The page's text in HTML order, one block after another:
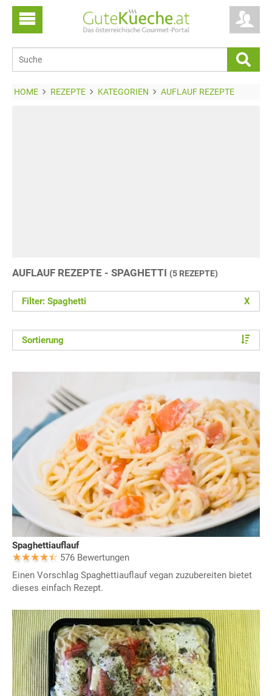
HOME REZEPTE KATEGORIEN AUFLAUF REZEPTE
AUFLAUF REZEPTE - SPAGHETTI (5 REZEPTE)
Filter: Spaghetti X
Sortierung
Spaghettiauflauf
576 Bewertungen
Einen Vorschlag Spaghettiauflauf vegan zuzubereiten bietet
dieses einfach Rezept.